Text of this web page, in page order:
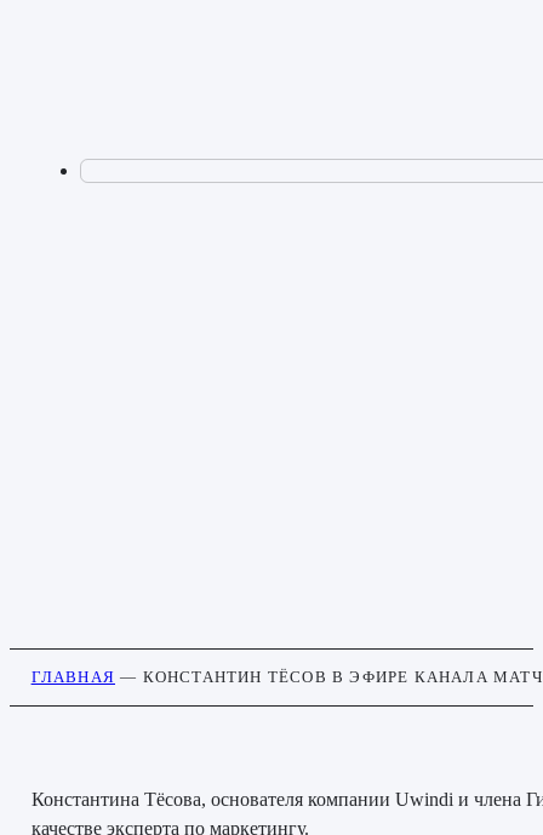
ГЛАВНАЯ — КОНСТАНТИН ТЁСОВ В ЭФИРЕ КАНАЛА
Константина Тёсова, основателя компании Uwindi и члена
качестве эксперта по маркетингу.